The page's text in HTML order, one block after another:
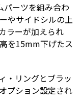
パーツを組み合わ
やサイドシルの上
ラーが加えられ
を15mm下げたス
・リングとブラッ
プション設定され